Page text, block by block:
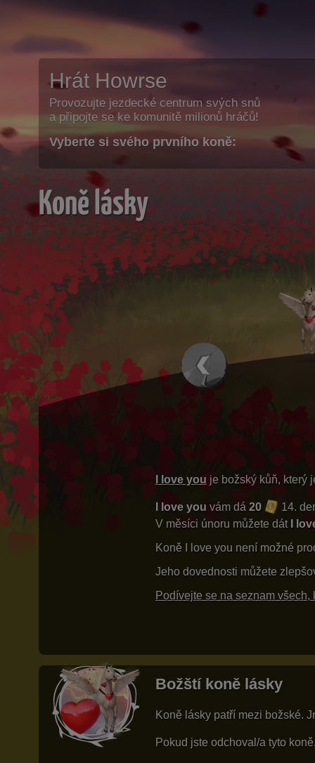
Hrát Howrse
Provozujte jezdecké centrum svých snů
a připojte se ke komunitě milionů hráčů!
Vyberte si svého prvního koně:
Koně lásky
I love you je božský kůň, který
I love you vám dá 20
14.
V měsíci únoru můžete dát
I
Koně I love you není možné
Jeho dovednosti můžete
Podívejte se na seznam všech,
Božští koně lásky
Koně lásky patří mezi božské.
Pokud jste odchoval/a tyto